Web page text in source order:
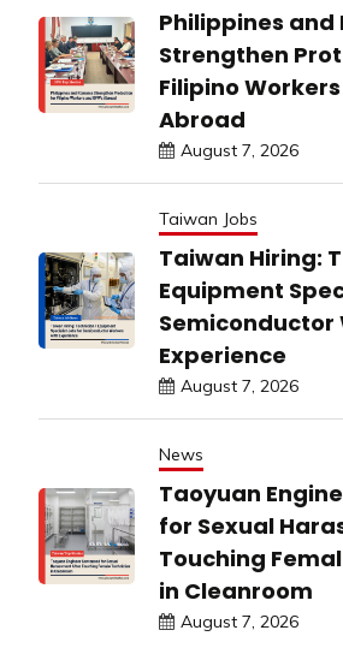
Philippines and
Strengthen
Filipino
Abroad
August 7, 2026
Taiwan Jobs
Taiwan Hiring:
Equipment
Semiconductor
Experience
August 7, 2026
News
Taoyuan
for Sexual
Touching
in Cleanroom
August 7, 2026